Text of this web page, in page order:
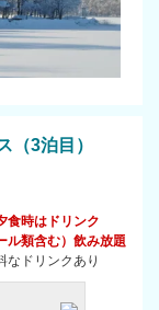
（3泊目）
食時はドリンク
ル類含む）飲み放題
なドリンクあり